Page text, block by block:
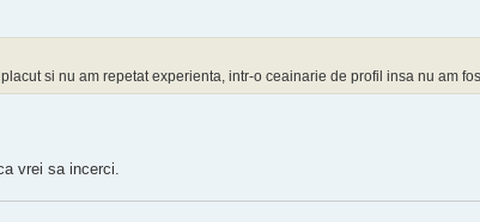
si nu am repetat experienta, intr-o ceainarie de profil insa nu am
vrei sa incerci.